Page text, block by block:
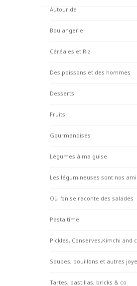
Autour de
Boulangerie
Céréales et Riz
Des poissons et des hommes
Desserts
Fruits
Gourmandises
Légumes à ma guise
Les légumineuses sont nos
Où l'on se raconte des salades
Pasta time
Pickles, Conserves,Kimchi and
Soupes, bouillons et autres
Tartes, pastillas, bricks & co